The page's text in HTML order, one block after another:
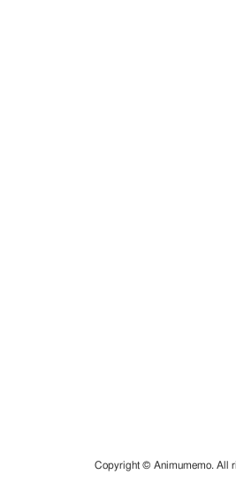
Copyright © Animumemo. All